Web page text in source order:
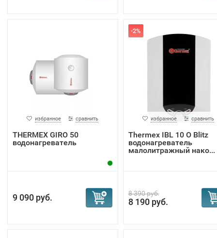
избранное сравнить
THERMEX GIRO 50
водонагреватель
9 090 руб.
-2%
избранное сравнить
Thermex IBL 10 O Blitz
водонагреватель
малолитражный нако...
8 390 руб.
8 190 руб.